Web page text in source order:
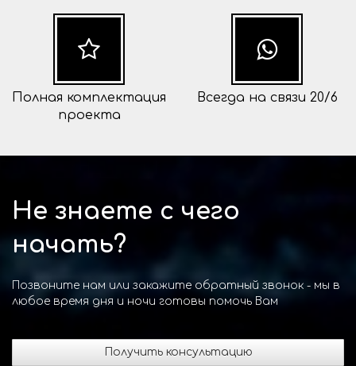
Полная комплектация
проекта
Всегда на связи 20/6
Не знаете с чего
начать?
Позвоните нам или закажите обратный звонок - мы в
любое время дня и ночи готовы помочь Вам
Получить консультацию